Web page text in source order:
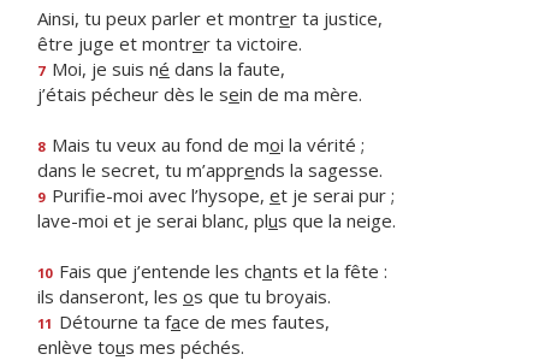
Ainsi, tu peux parler et montrer ta justice,
être juge et montrer ta victoire.
7 Moi, je suis né dans la faute,
j’étais pécheur dès le sein de ma mère.
8 Mais tu veux au fond de moi la vérité ;
dans le secret, tu m’apprends la sagesse.
9 Purifie-moi avec l’hysope, et je serai pur ;
lave-moi et je serai blanc, plus que la neige.
10 Fais que j’entende les chants et la fête :
ils danseront, les os que tu broyais.
11 Détourne ta face de mes fautes,
enlève tous mes péchés.